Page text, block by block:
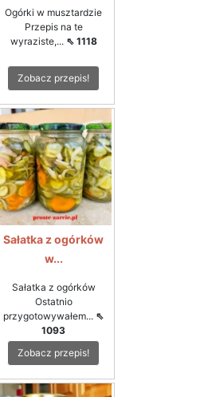
Ogórki w musztardzie
Przepis na te
wyraziste,... ⇖ 1118
Zobacz przepis!
Sałatka z ogórków
w...
Sałatka z ogórków
Ostatnio
przygotowywałem... ⇖
1093
Zobacz przepis!